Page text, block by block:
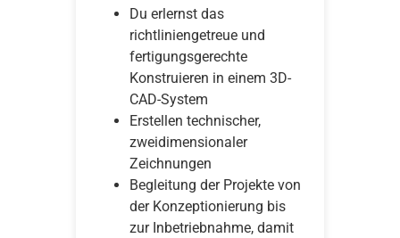
Du erlernst das
richtliniengetreue und
fertigungsgerechte
Konstruieren in einem 3D-
CAD-System
Erstellen technischer,
zweidimensionaler
Zeichnungen
Begleitung der Projekte von
der Konzeptionierung bis
zur Inbetriebnahme, damit